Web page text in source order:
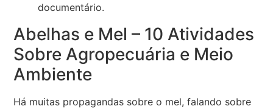
documentário.
Abelhas e Mel – 10 Atividades
Sobre Agropecuária e Meio
Ambiente
Há muitas propagandas sobre o mel, falando sobre